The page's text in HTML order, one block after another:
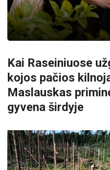
Kai Raseiniuose
kojos pačios
Maslauskas
gyvena širdyje